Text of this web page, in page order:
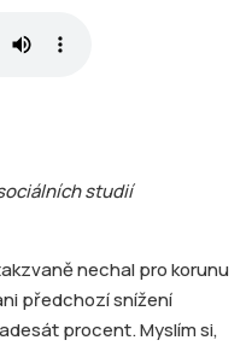
studií
nechal pro korunu
předchozí snížení
procent. Myslím si,